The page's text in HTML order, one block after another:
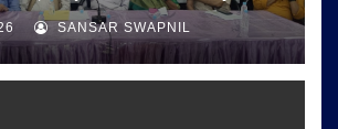
SANSAR SWAPNIL